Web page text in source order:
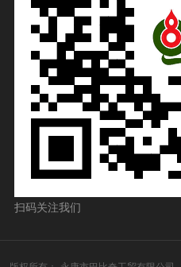
扫码关注我们